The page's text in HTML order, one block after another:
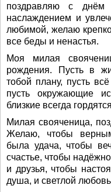
поздравляю с
наслаждением и
любимой, желаю
все беды и ненастья.
Моя милая
рождения. Пусть в
тобой плану, пусть
пусть окружающие
близкие всегда
Милая свояченица,
Желаю, чтобы
была удача, чтобы
счастье, чтобы
и друзья, чтобы
душа, и светлой